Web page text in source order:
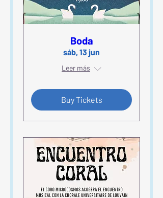
Boda
sáb, 13 jun
Leer más
Buy Tickets